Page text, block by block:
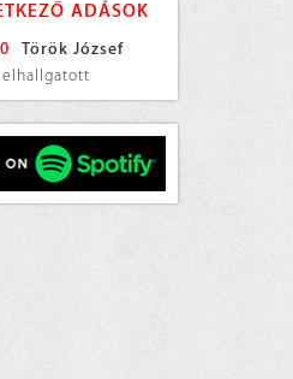
ADÁSOK
Török József
elhallgatott